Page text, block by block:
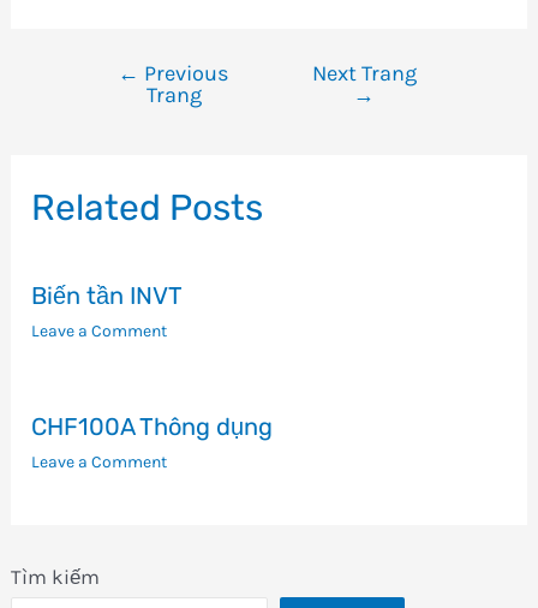
Tìm kiếm
viết
← Previous
Trang
Next Trang
→
Related Posts
Biến tần INVT
Leave a Comment
CHF100A Thông dụng
Leave a Comment